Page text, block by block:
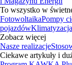
To wszystko w
FotowoltaikaPompy
pojazdówKlimatyzacja
Zobacz więcej
Nasze realizacje
Ciekawe artykuły i